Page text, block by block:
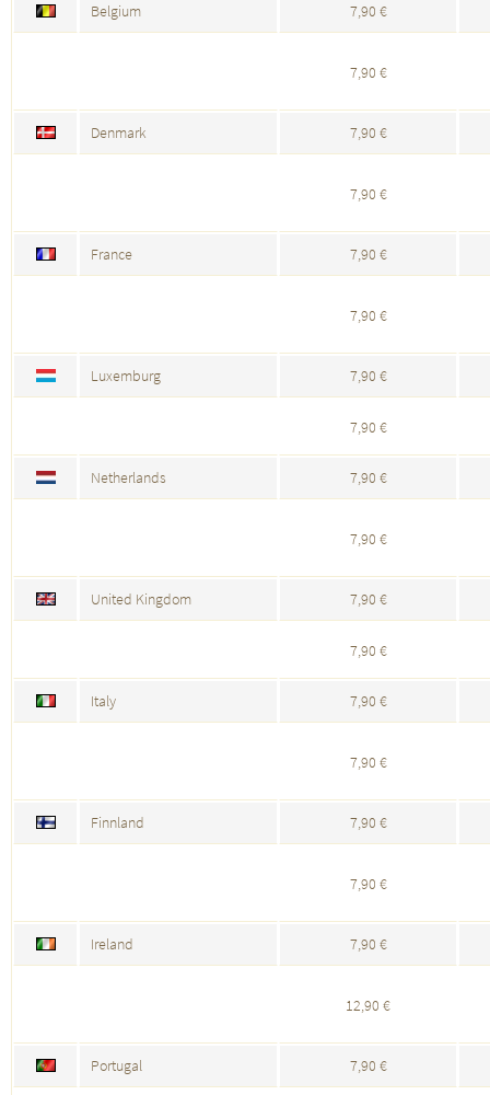
Belgium 7,90 €
7,90 €
Denmark 7,90 €
7,90 €
France 7,90 €
7,90 €
Luxemburg 7,90 €
7,90 €
Netherlands 7,90 €
7,90 €
United Kingdom 7,90 €
7,90 €
Italy 7,90 €
7,90 €
Finnland 7,90 €
7,90 €
Ireland 7,90 €
12,90 €
Portugal 7,90 €